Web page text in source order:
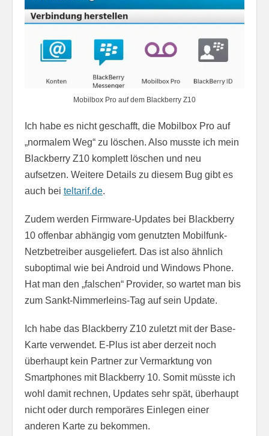
Mobilbox Pro auf dem Blackberry Z10
Ich habe es nicht geschafft, die Mobilbox Pro auf
„normalem Weg“ zu löschen. Also musste ich mein
Blackberry Z10 komplett löschen und neu
aufsetzen. Weitere Details zu diesem Bug gibt es
auch bei teltarif.de.
Zudem werden Firmware-Updates bei Blackberry
10 offenbar abhängig vom genutzten Mobilfunk-
Netzbetreiber ausgeliefert. Das ist also ähnlich
suboptimal wie bei Android und Windows Phone.
Hat man den „falschen“ Provider, so wartet man bis
zum Sankt-Nimmerleins-Tag auf sein Update.
Ich habe das Blackberry Z10 zuletzt mit der Base-
Karte verwendet. E-Plus ist aber derzeit noch
überhaupt kein Partner zur Vermarktung von
Smartphones mit Blackberry 10. Somit müsste ich
wohl damit rechnen, Updates sehr spät, überhaupt
nicht oder durch remporäres Einlegen einer
anderen Karte zu bekommen.